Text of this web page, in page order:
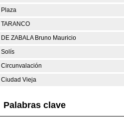
Plaza
TARANCO
DE ZABALA Bruno Mauricio
Solís
Circunvalación
Ciudad Vieja
Palabras clave